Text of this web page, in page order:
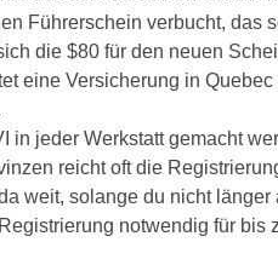
Führerschein verbucht, das
die $80 für den neuen
eine Versicherung in
in jeder Werkstatt gemacht
reicht oft die
weit, solange du nicht länger
notwendig für bis